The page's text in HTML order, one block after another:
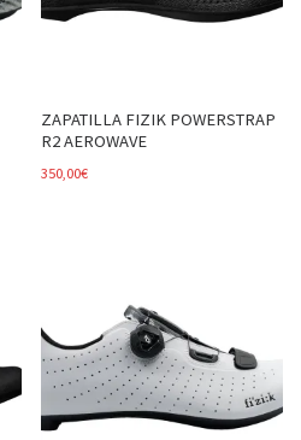
ZAPATILLA FIZIK POWERSTRAP
R2 AEROWAVE
350,00€